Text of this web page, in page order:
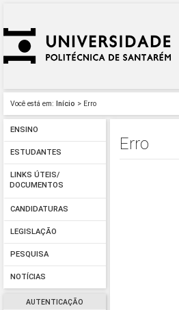
Você está em: Início > Erro
ENSINO
ESTUDANTES
LINKS ÚTEIS/
DOCUMENTOS
CANDIDATURAS
LEGISLAÇÃO
PESQUISA
NOTÍCIAS
AUTENTICAÇÃO
Erro